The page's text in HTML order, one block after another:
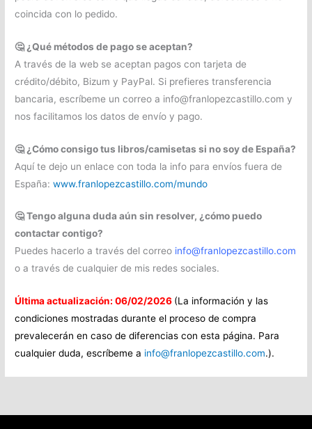
coincida con lo pedido.
🤔 ¿Qué métodos de pago se aceptan?
A través de la web se aceptan pagos con tarjeta de
crédito/débito, Bizum y PayPal. Si prefieres transferencia
bancaria, escríbeme un correo a info@franlopezcastillo.com y
nos facilitamos los datos de envío y pago.
🤔 ¿Cómo consigo tus libros/camisetas si no soy de España?
Aquí te dejo un enlace con toda la info para envíos fuera de
España:www.franlopezcastillo.com/mundo
🤔 Tengo alguna duda aún sin resolver, ¿cómo puedo
contactar contigo?
Puedes hacerlo a través del correo info@franlopezcastillo.com
o a través de cualquier de mis redes sociales.
Última actualización: 06/02/2026 (La información y las
condiciones mostradas durante el proceso de compra
prevalecerán en caso de diferencias con esta página. Para
cualquier duda, escríbeme a info@franlopezcastillo.com.).